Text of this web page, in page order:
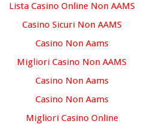
Lista Casino Online Non AAMS
Casino Sicuri Non AAMS
Casino Non Aams
Migliori Casino Non AAMS
Casino Non Aams
Casino Non Aams
Migliori Casino Online